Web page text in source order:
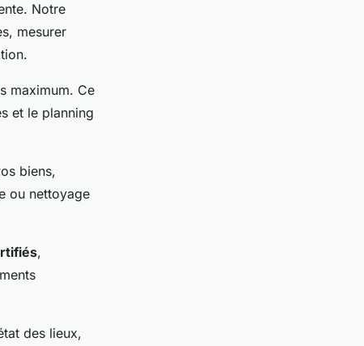
Notre
mesurer
maximum. Ce
et le planning
biens,
ou nettoyage
,
des lieux,